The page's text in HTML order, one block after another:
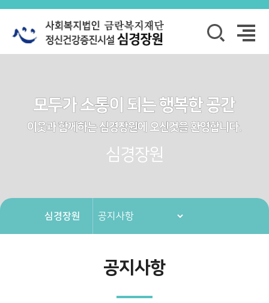
심경장원
심경장원
공지사항